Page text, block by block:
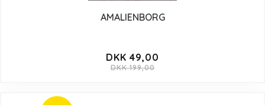
AMALIENBORG
DKK 49,00
DKK 199,00